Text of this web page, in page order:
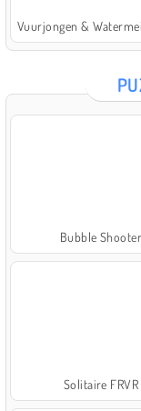
Bubble Shooter
Solitaire FRVR